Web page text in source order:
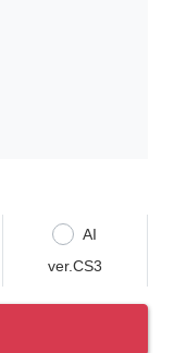
AI
ver.CS3